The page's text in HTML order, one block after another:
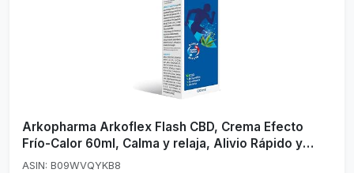
Arkopharma Arkoflex Flash CBD, Crema Efecto
Frío-Calor 60ml, Calma y relaja, Alivio Rápido y
Duradero, Fórmula concentrada en Cannabidiol,
ASIN: B09WVQYKB8